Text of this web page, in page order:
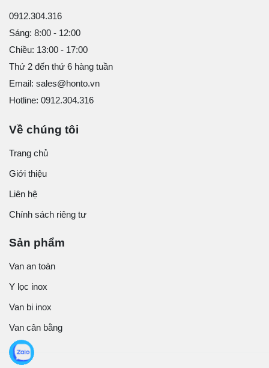
0912.304.316
Sáng: 8:00 - 12:00
Chiều: 13:00 - 17:00
Thứ 2 đến thứ 6 hàng tuần
Email: sales@honto.vn
Hotline: 0912.304.316
Về chúng tôi
Trang chủ
Giới thiệu
Liên hệ
Chính sách riêng tư
Sản phẩm
Van an toàn
Y lọc inox
Van bi inox
Van cân bằng